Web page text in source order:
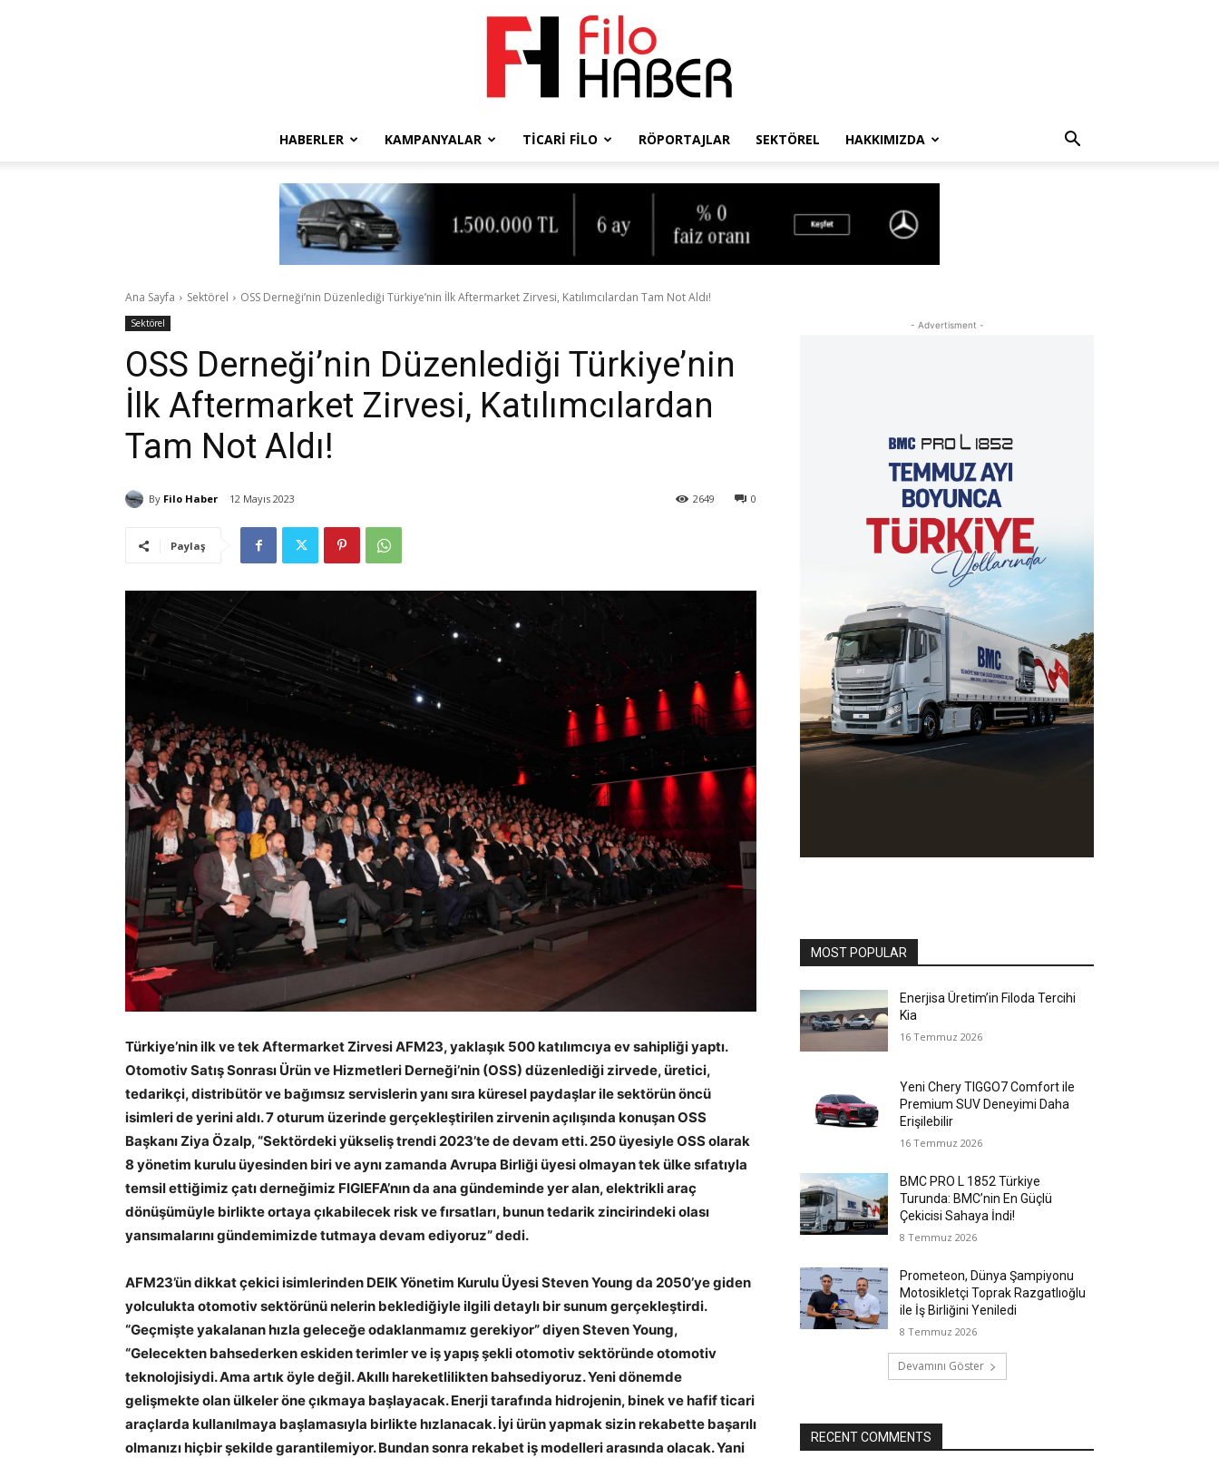
Haber
HABERLER KAMPANYALAR TICARI FILO RÖPORTAJLAR SEKTÖREL HAKKIMIZDA
Ana Sayfa Sektörel OSS Derneği’nin Düzenlediği Türkiye’nin İlk Aftermarket Zirvesi, Katılımcılardan Tam Not Aldı!
Sektörel
OSS Derneği’nin Düzenlediği Türkiye’nin
İlk Aftermarket Zirvesi, Katılımcılardan
Tam Not Aldı!
By Filo Haber 12 Mayıs 2023 0
2649
Paylaş
Türkiye’nin ilk ve tek Aftermarket Zirvesi AFM23, yaklaşık 500 katılımcıya ev sahipliği yaptı.
Otomotiv Satış Sonrası Ürün ve Hizmetleri Derneği’nin (OSS) düzenlediği zirvede, üretici,
tedarikçi, distribütör ve bağımsız servislerin yanı sıra küresel paydaşlar ile sektörün öncü
isimleri de yerini aldı. 7 oturum üzerinde gerçekleştirilen zirvenin açılışında konuşan OSS
Başkanı Ziya Özalp, “Sektördeki yükseliş trendi 2023’te de devam etti. 250 üyesiyle OSS olarak
8 yönetim kurulu üyesinden biri ve aynı zamanda Avrupa Birliği üyesi olmayan tek ülke sıfatıyla
temsil ettiğimiz çatı derneğimiz FIGIEFA’nın da ana gündeminde yer alan, elektrikli araç
dönüşümüyle birlikte ortaya çıkabilecek risk ve fırsatları, bunun tedarik zincirindeki olası
yansımalarını gündemimizde tutmaya devam ediyoruz” dedi.
AFM23’ün dikkat çekici isimlerinden DEIK Yönetim Kurulu Üyesi Steven Young da 2050’ye giden
yolculukta otomotiv sektörünü nelerin beklediğiyle ilgili detaylı bir sunum gerçekleştirdi.
“Geçmişte yakalanan hızla geleceğe odaklanmamız gerekiyor” diyen Steven Young,
“Gelecekten bahsederken eskiden terimler ve iş yapış şekli otomotiv sektöründe otomotiv
teknolojisiydi. Ama artık öyle değil. Akıllı hareketlilikten bahsediyoruz. Yeni dönemde
gelişmekte olan ülkeler öne çıkmaya başlayacak. Enerji tarafında hidrojenin, binek ve hafif ticari
araçlarda kullanılmaya başlamasıyla birlikte hızlanacak. İyi ürün yapmak sizin rekabette başarılı
olmanızı hiçbir şekilde garantilemiyor. Bundan sonra rekabet iş modelleri arasında olacak. Yani
- Advertisment -
MOST POPULAR
Enerjisa Üretim’in Filoda Tercihi
Kia
16 Temmuz 2026
Yeni Chery TIGGO7 Comfort ile
Premium SUV Deneyimi Daha
Erişilebilir
16 Temmuz 2026
BMC PRO L 1852 Türkiye
Turunda: BMC’nin En Güçlü
Çekicisi Sahaya İndi!
8 Temmuz 2026
Prometeon, Dünya Şampiyonu
Motosikletçi Toprak Razgatlıoğlu
ile İş Birliğini Yeniledi
8 Temmuz 2026
Devamını Göster
RECENT COMMENTS